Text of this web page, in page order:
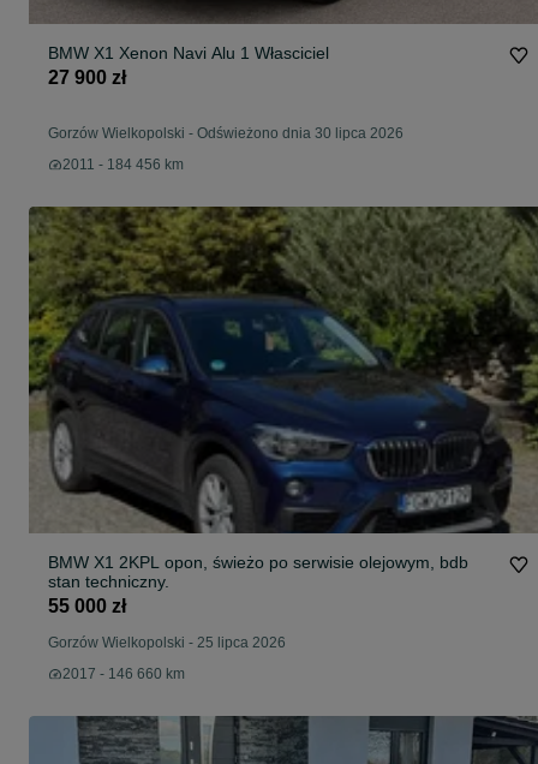
BMW X1 Xenon Navi Alu 1 Własciciel
27 900 zł
Gorzów Wielkopolski - Odświeżono dnia 30 lipca 2026
2011 - 184 456 km
BMW X1 2KPL opon, świeżo po serwisie olejowym, bdb
stan techniczny.
55 000 zł
Gorzów Wielkopolski - 25 lipca 2026
2017 - 146 660 km